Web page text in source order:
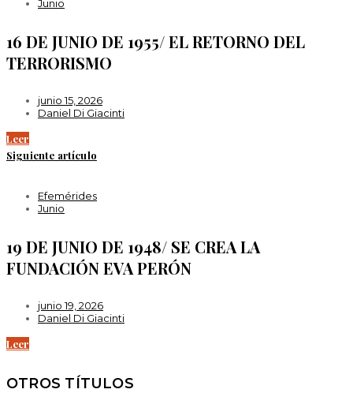
Junio
16 DE JUNIO DE 1955/ EL RETORNO DEL
TERRORISMO
junio 15, 2026
Daniel Di Giacinti
Leer
Siguiente artículo
Efemérides
Junio
19 DE JUNIO DE 1948/ SE CREA LA
FUNDACIÓN EVA PERÓN
junio 19, 2026
Daniel Di Giacinti
Leer
OTROS TÍTULOS